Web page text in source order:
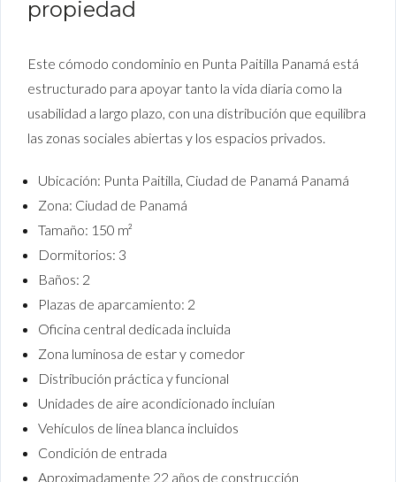
propiedad
Este cómodo condominio en Punta Paitilla Panamá está
estructurado para apoyar tanto la vida diaria como la
usabilidad a largo plazo, con una distribución que equilibra
las zonas sociales abiertas y los espacios privados.
Ubicación: Punta Paitilla, Ciudad de Panamá Panamá
Zona: Ciudad de Panamá
Tamaño: 150 m²
Dormitorios: 3
Baños: 2
Plazas de aparcamiento: 2
Oficina central dedicada incluida
Zona luminosa de estar y comedor
Distribución práctica y funcional
Unidades de aire acondicionado incluían
Vehículos de línea blanca incluidos
Condición de entrada
Aproximadamente 22 años de construcción